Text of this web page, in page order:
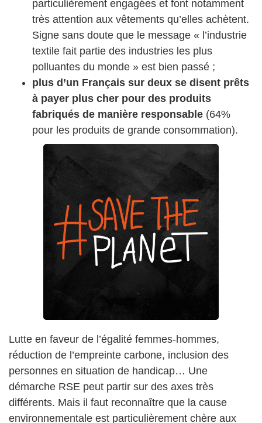
particulièrement engagées et font notamment
très attention aux vêtements qu’elles achètent.
Signe sans doute que le message « l’industrie
textile fait partie des industries les plus
polluantes du monde » est bien passé ;
plus d’un Français sur deux se disent prêts
à payer plus cher pour des produits
fabriqués de manière responsable (64%
pour les produits de grande consommation).
Lutte en faveur de l’égalité femmes-hommes,
réduction de l’empreinte carbone, inclusion des
personnes en situation de handicap… Une
démarche RSE peut partir sur des axes très
différents. Mais il faut reconnaître que la cause
environnementale est particulièrement chère aux